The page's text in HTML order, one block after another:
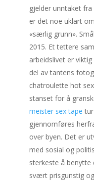
gjelder unntaket
er det noe uklart
«særlig grunn».
2015. Et tettere
arbeidslivet er
del av tantens
chatroulette hot
stanset for å
meister sex tape
gjennomføres
over byen. Det er
med sosial og
sterkeste å benytte
svært prisgunstig